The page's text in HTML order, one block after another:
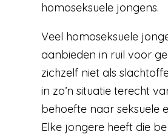
homoseksuele jongens.
Veel homoseksuele
aanbieden in ruil voor
zichzelf niet als
in zo’n situatie terecht
behoefte naar seksuele
Elke jongere heeft die